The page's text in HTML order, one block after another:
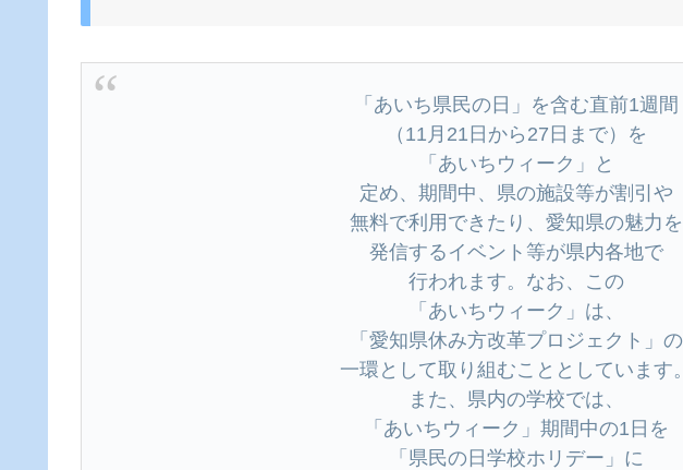
「あいち県⺠の⽇」を含む直前1週間
（11⽉21⽇から27⽇まで）を
「あいちウィーク」と
定め、期間中、県の施設等が割引や
無料で利⽤できたり、愛知県の魅⼒を
発信するイベント等が県内各地で
⾏われます。なお、この
「あいちウィーク」は、
「愛知県休み⽅改⾰プロジェクト」の
⼀環として取り組むこととしています。
また、県内の学校では、
「あいちウィーク」期間中の1⽇を
「県⺠の⽇学校ホリデー」に